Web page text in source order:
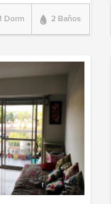
Dorm 2 Baños